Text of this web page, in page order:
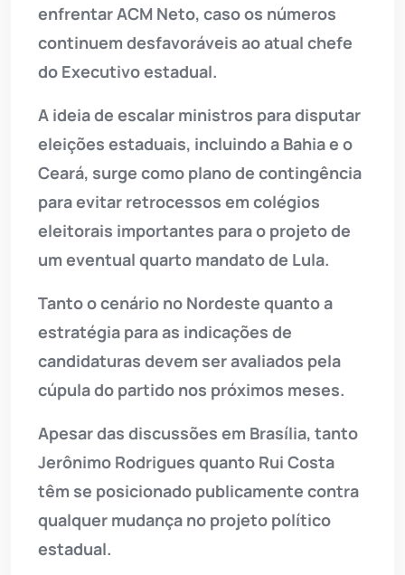
enfrentar ACM Neto, caso os números
continuem desfavoráveis ao atual chefe
do Executivo estadual.
A ideia de escalar ministros para disputar
eleições estaduais, incluindo a Bahia e o
Ceará, surge como plano de contingência
para evitar retrocessos em colégios
eleitorais importantes para o projeto de
um eventual quarto mandato de Lula.
Tanto o cenário no Nordeste quanto a
estratégia para as indicações de
candidaturas devem ser avaliados pela
cúpula do partido nos próximos meses.
Apesar das discussões em Brasília, tanto
Jerônimo Rodrigues quanto Rui Costa
têm se posicionado publicamente contra
qualquer mudança no projeto político
estadual.